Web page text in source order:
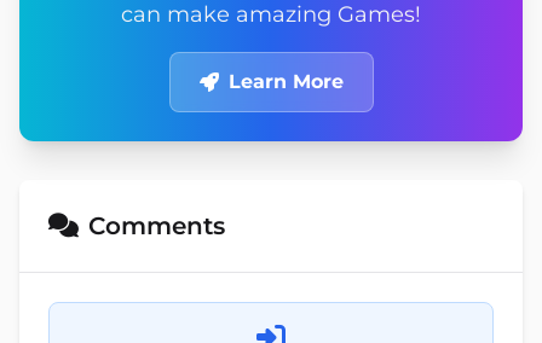
can make amazing Games!
Learn More
Comments